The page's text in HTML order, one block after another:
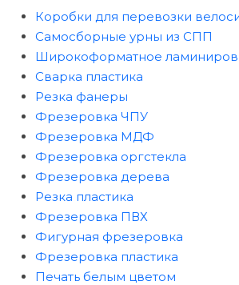
Коробки для перевозки
Самосборные урны из СПП
Широкоформатное
Сварка пластика
Резка фанеры
Фрезеровка ЧПУ
Фрезеровка МДФ
Фрезеровка оргстекла
Фрезеровка дерева
Резка пластика
Фрезеровка ПВХ
Фигурная фрезеровка
Фрезеровка пластика
Печать белым цветом